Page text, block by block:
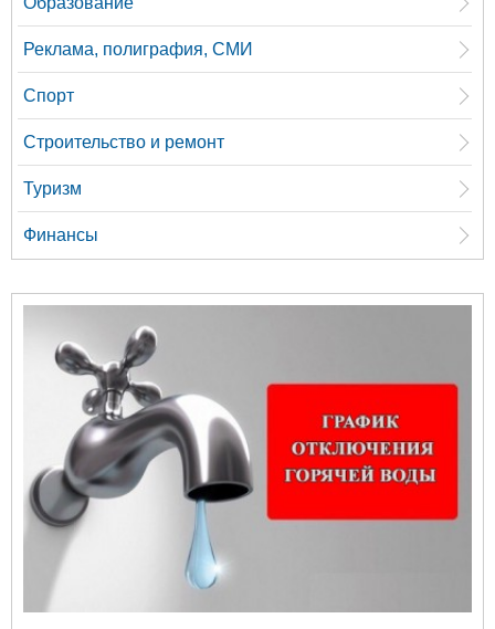
Реклама, полиграфия, СМИ
Спорт
Строительство и ремонт
Туризм
Финансы